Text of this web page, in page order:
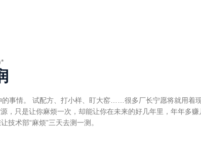
事情。 试配方、打小样、盯大窑……很多厂长宁愿将就用着现
只是让你麻烦一次，却能让你在未来的好几年里，年年多赚
术部“麻烦”三天去测一测。